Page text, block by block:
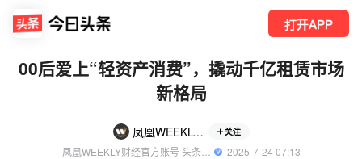
打开APP
00后爱上“轻资产消费”，撬动千亿租赁市场
新格局
凤凰WEEKLY财经 关注
  2025-7-24 07:13